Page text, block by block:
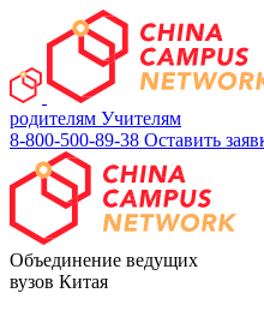
родителям Учителям
8-800-500-89-38 Оставить
Объединение ведущих
вузов Китая